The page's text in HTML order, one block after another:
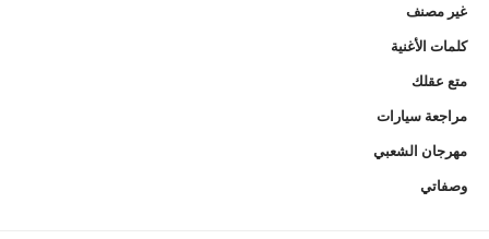
غير مصنف
كلمات الأغنية
متع عقلك
مراجعة سيارات
مهرجان الشعبي
وصفاتي